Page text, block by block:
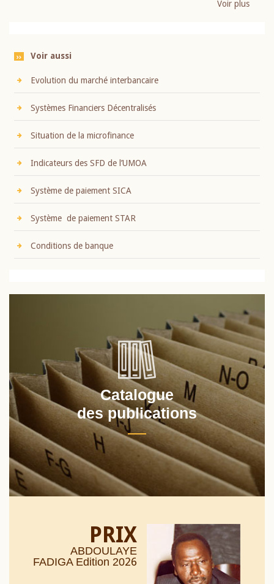
Voir plus
Voir aussi
Evolution du marché interbancaire
Systèmes Financiers Décentralisés
Situation de la microfinance
Indicateurs des SFD de l’UMOA
Système de paiement SICA
Système de paiement STAR
Conditions de banque
Catalogue
des publications
PRIX
ABDOULAYE
FADIGA Edition 2026